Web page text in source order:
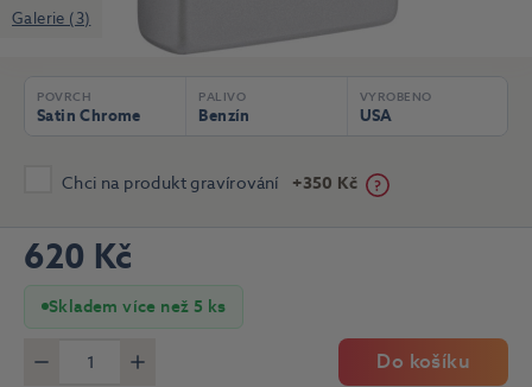
Galerie (3)
POVRCH
Satin Chrome
PALIVO
Benzín
VYROBENO
USA
Chci na produkt gravírování +350 Kč
620 Kč
Skladem více než 5 ks
Více
Do košíku